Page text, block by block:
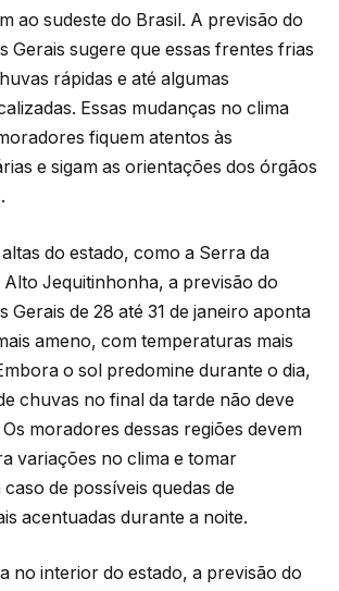
ao sudeste do Brasil. A previsão do
Gerais sugere que essas frentes frias
rápidas e até algumas
Essas mudanças no clima
fiquem atentos às
e sigam as orientações dos órgãos
do estado, como a Serra da
Alto Jequitinhonha, a previsão do
Gerais de 28 até 31 de janeiro aponta
ameno, com temperaturas mais
o sol predomine durante o dia,
chuvas no final da tarde não deve
moradores dessas regiões devem
variações no clima e tomar
de possíveis quedas de
acentuadas durante a noite.
no interior do estado, a previsão do